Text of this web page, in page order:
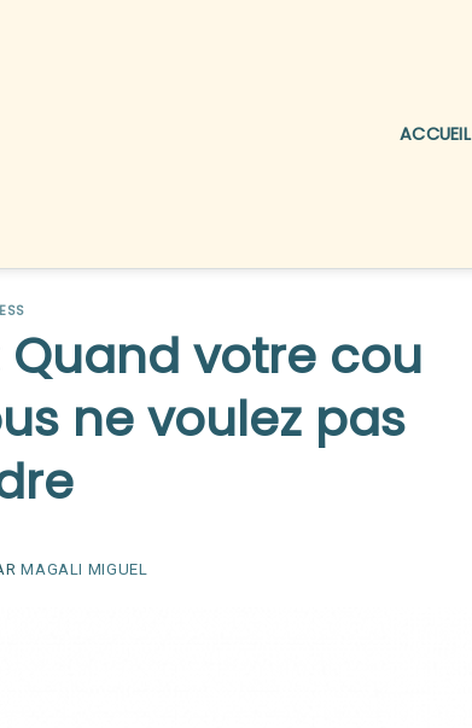
ACCUEIL
votre cou
ne voulez pas
MAGALI MIGUEL